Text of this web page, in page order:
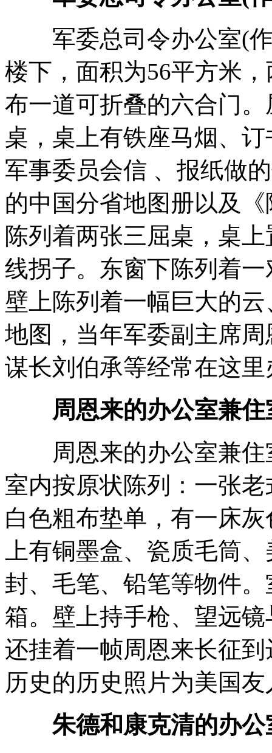
军委总司令办公室(作
楼下，面积为56平方米
布一道可折叠的六合门
桌，桌上有铁座马烟、
军事委员会信 、报纸做
的中国分省地图册以及
陈列着两张三屈桌，桌
线拐子。东窗下陈列着
壁上陈列着一幅巨大的
地图，当年军委副主席
谋长刘伯承等经常在这里
周恩来的办公室兼住
周恩来的办公室兼住
室内按原状陈列：一张
白色粗布垫单，有一床
上有铜墨盒、瓷质毛筒
封、毛笔、铅笔等物件
箱。壁上持手枪、望远
还挂着一帧周恩来长征
历史的历史照片为美国
朱德和康克清的办公